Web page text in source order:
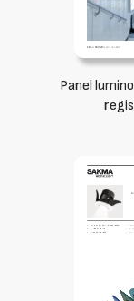
Panel